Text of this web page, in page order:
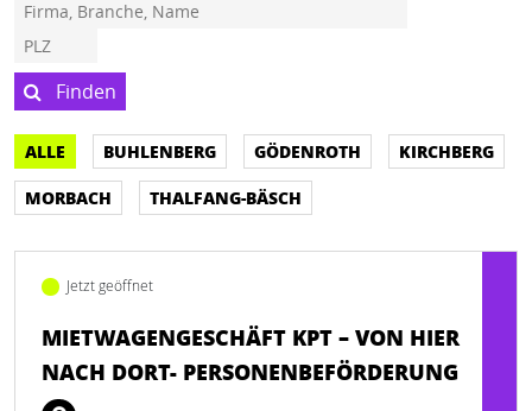
Finden
ALLE BUHLENBERG GÖDENROTH
KIRCHBERG
MORBACH
THALFANG-BÄSCH
Jetzt geöffnet
MIETWAGENGESCHÄFT KPT – VON HIER
NACH DORT- PERSONENBEFÖRDERUNG